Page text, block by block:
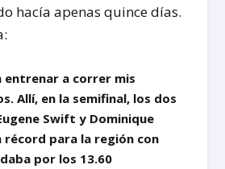
hacía apenas quince días.
entrenar a correr mis
Allí, en la semifinal, los dos
Swift y Dominique
récord para la región con
por los 13.60